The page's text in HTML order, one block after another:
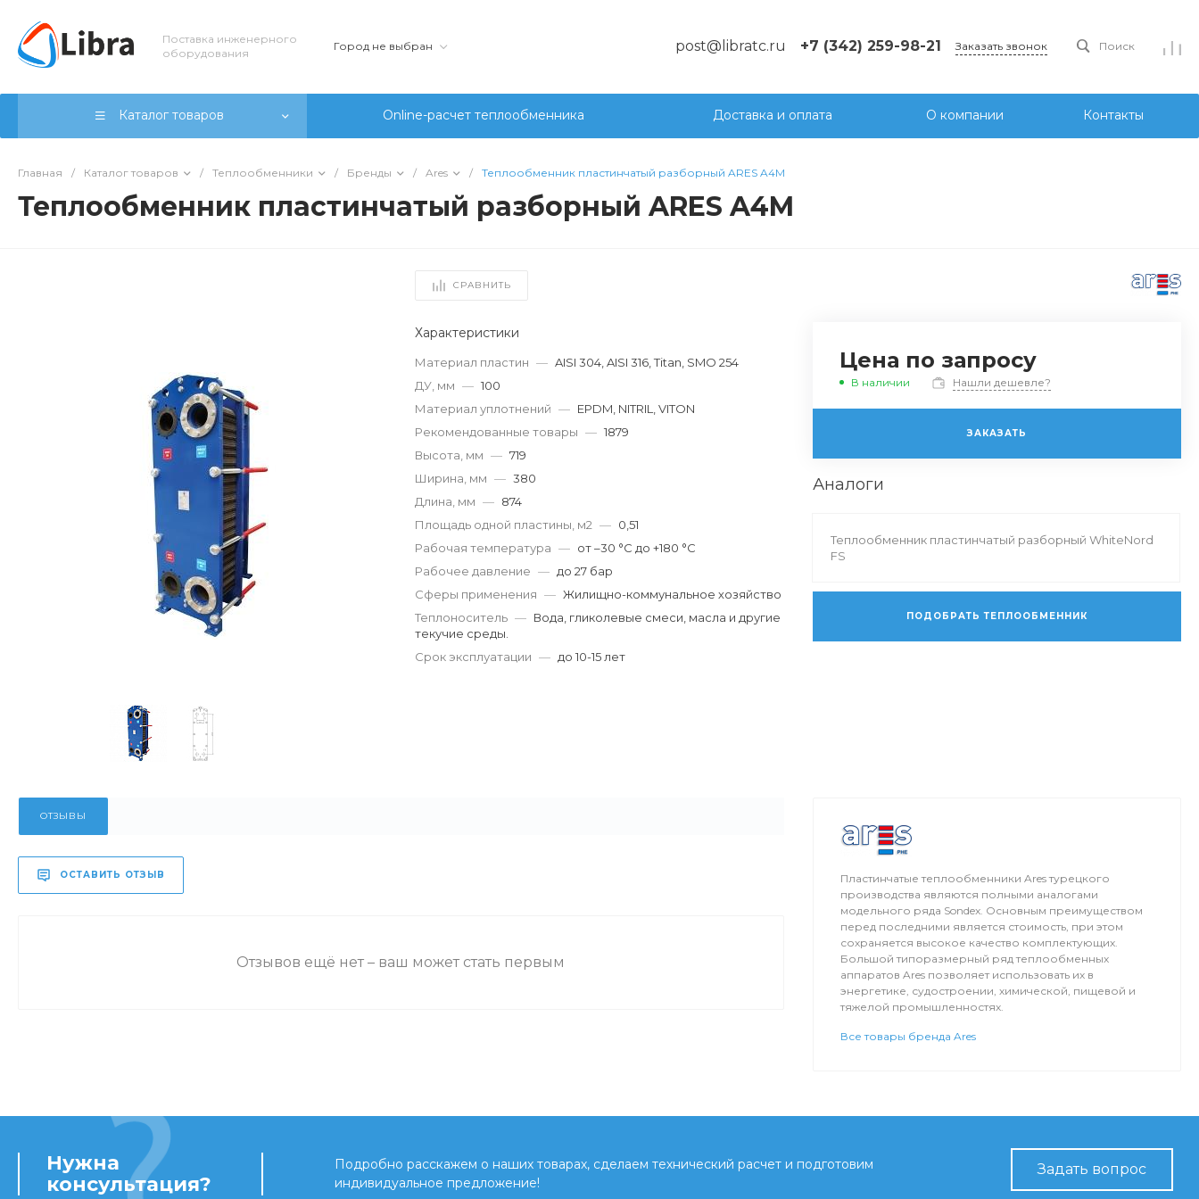
Поставка инженерного
оборудования
Город не выбран post@libratc.ru +7 (342) 259-98-21 Заказать звонок Поиск
Каталог товаров Online-расчет теплообменника Доставка и оплата О компании Контакты
Главная / Каталог товаров / Теплообменники / Бренды / Ares / Теплообменник пластинчатый разборный ARES A4M
Теплообменник пластинчатый разборный ARES A4M
СРАВНИТЬ
Характеристики
Материал пластин — AISI 304, AISI 316, Titan, SMO 254
ДУ, мм — 100
Материал уплотнений — EPDM, NITRIL, VITON
Рекомендованные товары — 1879
Высота, мм — 719
Ширина, мм — 380
Длина, мм — 874
Площадь одной пластины, м2 — 0,51
Рабочая температура — от –30 °С до +180 °С
Рабочее давление — до 27 бар
Сферы применения — Жилищно-коммунальное хозяйство
Теплоноситель — Вода, гликолевые смеси, масла и другие
текучие среды.
Срок эксплуатации — до 10-15 лет
Цена по запросу
В наличии Нашли дешевле?
ЗАКАЗАТЬ
Аналоги
Теплообменник пластинчатый разборный WhiteNord
FS
ПОДОБРАТЬ ТЕПЛООБМЕННИК
ОТЗЫВЫ
ОСТАВИТЬ ОТЗЫВ
Отзывов ещё нет – ваш может стать первым
Пластинчатые теплообменники Ares турецкого
производства являются полными аналогами
модельного ряда Sondex. Основным преимуществом
перед последними является стоимость, при этом
сохраняется высокое качество комплектующих.
Большой типоразмерный ряд теплообменных
аппаратов Ares позволяет использовать их в
энергетике, судостроении, химической, пищевой и
тяжелой промышленностях.
Все товары бренда Ares
Нужна
консультация?
Подробно расскажем о наших товарах, сделаем технический расчет и подготовим
индивидуальное предложение!
Задать вопрос